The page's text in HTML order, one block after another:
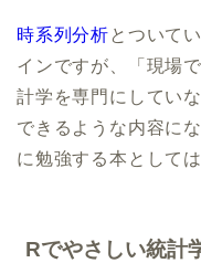
時系列分析とついて
インですが、「現場
計学を専門にしてい
できるような内容に
に勉強する本として
Rでやさしい統計